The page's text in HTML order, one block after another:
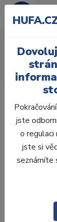
Úvod Zuby
jste
o regulaci
jste si
seznámíte